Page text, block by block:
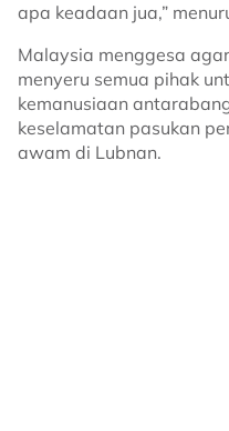
apa keadaan jua,”
Malaysia menggesa
menyeru semua pihak
kemanusiaan
keselamatan pasukan
awam di Lubnan.